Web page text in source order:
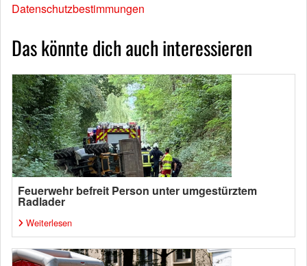
Datenschutzbestimmungen
Das könnte dich auch interessieren
Feuerwehr befreit Person unter umgestürztem
Radlader
Weiterlesen